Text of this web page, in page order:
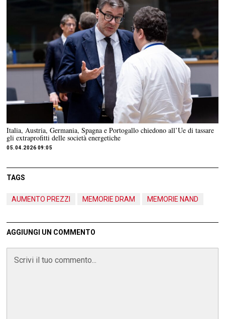
Italia, Austria, Germania, Spagna e Portogallo chiedono all’Ue di tassare
gli extraprofitti delle società energetiche
05.04.2026 09:05
TAGS
AUMENTO PREZZI MEMORIE DRAM MEMORIE NAND
AGGIUNGI UN COMMENTO